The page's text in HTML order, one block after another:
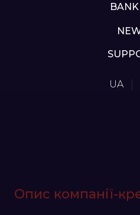
BANK
UA
Опис компанії-